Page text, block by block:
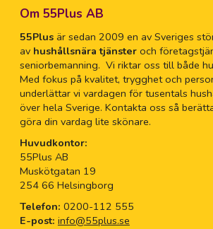
Om 55Plus AB
55Plusär sedan 2009 en av Sveriges
av hushållsnära tjänsteroch
seniorbemanning. Vi riktar oss till både
Med fokus på kvalitet, trygghet och
underlättar vi vardagen för tusentals
över hela Sverige. Kontakta oss så
göra din vardag lite skönare.
Huvudkontor:
55Plus AB
Muskötgatan 19
254 66 Helsingborg
Telefon: 0200-112 555
E-post: info@55plus.se